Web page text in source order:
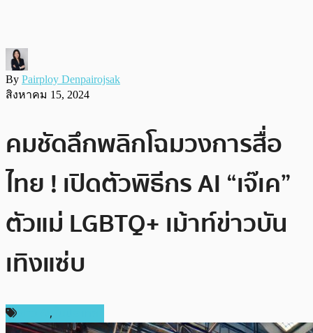
By Pairploy Denpairojsak
สิงหาคม 15, 2024
คมชัดลึกพลิกโฉมวงการสื่อ
ไทย ! เปิดตัวพิธีกร AI “เจ๊เค”
ตัวแม่ LGBTQ+ เม้าท์ข่าวบัน
เทิงแซ่บ
,